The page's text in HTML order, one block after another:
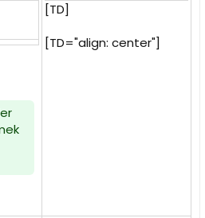
[TD]
[TD="align: center"]